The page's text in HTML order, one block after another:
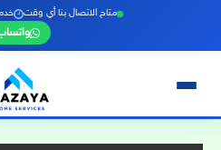
متاح الاتصال بنا أي وقت خدمة